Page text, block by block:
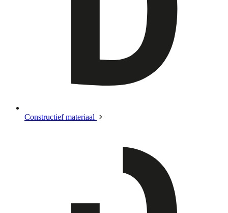
Constructief materiaal